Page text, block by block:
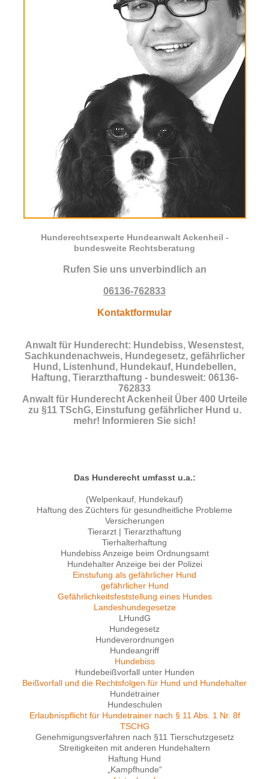
Hunderechtsexperte Hundeanwalt Ackenheil -
bundesweite Rechtsberatung
Rufen Sie uns unverbindlich an
06136-762833
Kontaktformular
Anwalt für Hunderecht: Hundebiss, Wesenstest,
Sachkundenachweis, Hundegesetz, gefährlicher
Hund, Listenhund, Hundekauf, Hundebellen,
Haftung, Tierarzthaftung - bundesweit: 06136-
762833
Anwalt für Hunderecht Ackenheil Über 400 Urteile
zu §11 TSchG, Einstufung gefährlicher Hund u.
mehr! Informieren Sie sich!
Das Hunderecht umfasst u.a.:
(Welpenkauf, Hundekauf)
Haftung des Züchters für gesundheitliche Probleme
Versicherungen
Tierarzt | Tierarzthaftung
Tierhalterhaftung
Hundebiss Anzeige beim Ordnungsamt
Hundehalter Anzeige bei der Polizei
Einstufung als gefährlicher Hund
gefährlicher Hund
Gefährlichkeitsfeststellung eines Hundes
Landeshundegesetze
LHundG
Hundegesetz
Hundeverordnungen
Hundeangriff
Hundebiss
Hundebeißvorfall unter Hunden
Beißvorfall und die Rechtsfolgen für Hund und Hundehalter
Hundetrainer
Hundeschulen
Erlaubnispflicht für Hundetrainer nach § 11 Abs. 1 Nr. 8f
TSCHG
Genehmigungsverfahren nach §11 Tierschutzgesetz
Streitigkeiten mit anderen Hundehaltern
Haftung Hund
„Kampfhunde“